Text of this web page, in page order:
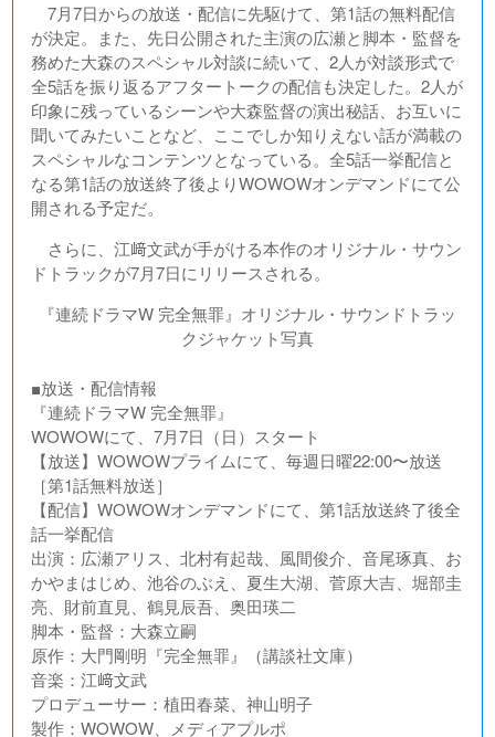
7月7日からの放送・配信に先駆けて、第1話の無料配信
が決定。また、先日公開された主演の広瀬と脚本・監督を
務めた大森のスペシャル対談に続いて、2人が対談形式で
全5話を振り返るアフタートークの配信も決定した。2人が
印象に残っているシーンや大森監督の演出秘話、お互いに
聞いてみたいことなど、ここでしか知りえない話が満載の
スペシャルなコンテンツとなっている。全5話一挙配信と
なる第1話の放送終了後よりWOWOWオンデマンドにて公
開される予定だ。
さらに、江﨑文武が手がける本作のオリジナル・サウン
ドトラックが7月7日にリリースされる。
『連続ドラマW 完全無罪』オリジナル・サウンドトラッ
クジャケット写真
■放送・配信情報
『連続ドラマW 完全無罪』
WOWOWにて、7月7日（日）スタート
【放送】WOWOWプライムにて、毎週日曜22:00〜放送
［第1話無料放送］
【配信】WOWOWオンデマンドにて、第1話放送終了後全
話一挙配信
出演：広瀬アリス、北村有起哉、風間俊介、音尾琢真、お
かやまはじめ、池谷のぶえ、夏生大湖、菅原大吉、堀部圭
亮、財前直見、鶴見辰吾、奥田瑛二
脚本・監督：大森立嗣
原作：大門剛明『完全無罪』（講談社文庫）
音楽：江﨑文武
プロデューサー：植田春菜、神山明子
製作：WOWOW、メディアプルポ